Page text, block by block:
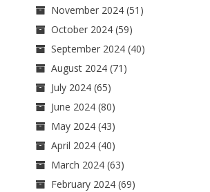
November 2024(51)
October 2024(59)
September 2024(40)
August 2024(71)
July 2024(65)
June 2024(80)
May 2024(43)
April 2024(40)
March 2024(63)
February 2024(69)